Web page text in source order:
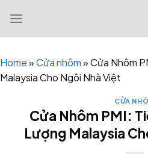
content
Home»Cửa nhôm»Cửa Nhôm
Malaysia Cho Ngôi Nhà Việt
CỬA
Cửa Nhôm PMI:
Lượng Malaysia